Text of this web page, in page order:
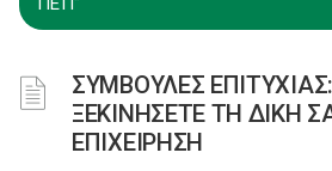
ΣΥΜΒΟΥΛΕΣ
ΞΕΚΙΝΗΣΕΤΕ ΤΗ ΔΙΚΗ
ΕΠΙΧΕΙΡΗΣΗ